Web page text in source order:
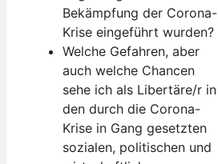
Bekämpfung der Corona-
Krise eingeführt wurden?
Welche Gefahren, aber
auch welche Chancen
sehe ich als Libertäre/r in
den durch die Corona-
Krise in Gang gesetzten
sozialen, politischen und